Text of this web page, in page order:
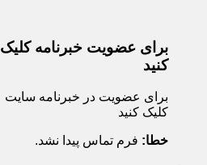
برای عضویت خبرنامه کلیک
کنید
برای عضویت در خبرنامه سایت
کلیک کنید
خطا: فرم تماس پیدا نشد.